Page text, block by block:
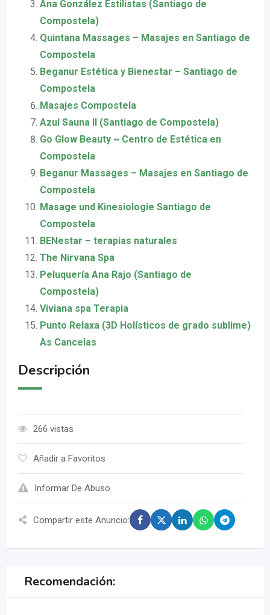
Ana González Estilistas (Santiago de
Compostela)
Quintana Massages – Masajes en Santiago de
Compostela
Beganur Estética y Bienestar – Santiago de
Compostela
Masajes Compostela
Azul Sauna II (Santiago de Compostela)
Go Glow Beauty ~ Centro de Estética en
Compostela
Beganur Massages – Masajes en Santiago de
Compostela
Masage und Kinesiologie Santiago de
Compostela
BENestar – terapias naturales
The Nirvana Spa
Peluquería Ana Rajo (Santiago de
Compostela)
Viviana spa Terapia
Punto Relaxa (3D Holísticos de grado sublime)
As Cancelas
Descripción
266 vistas
Añadir a Favoritos
Informar De Abuso
Compartir este Anuncio:
Recomendación: